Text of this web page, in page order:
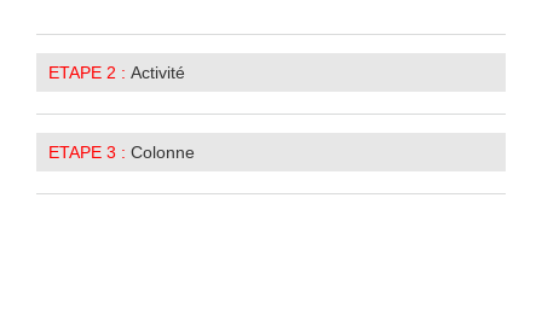
ETAPE 2 : Activité
ETAPE 3 : Colonne